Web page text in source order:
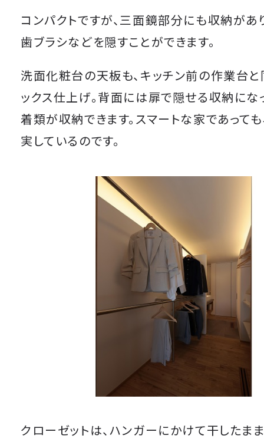
コンパクトですが、三面鏡部分にも収納があ
歯ブラシなどを隠すことができます。
洗面化粧台の天板も、キッチン前の作業台
ックス仕上げ。背面には扉で隠せる収納にな
着類が収納できます。スマートな家であって
実しているのです。
クローゼットは、ハンガーにかけて干したま